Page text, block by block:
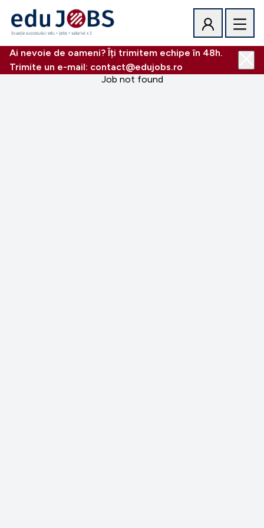
Ai nevoie de oameni? Îți trimitem echipe în 48h.
Trimite un e-mail: contact@edujobs.ro
Job not found